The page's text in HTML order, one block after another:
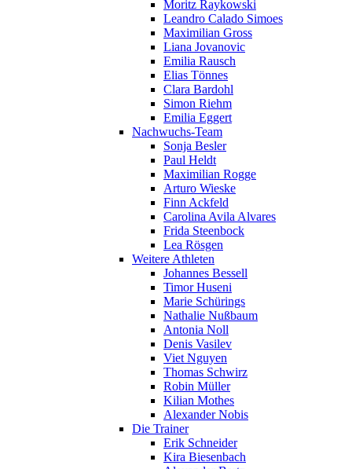
Moritz Raykowski
Leandro Calado Simoes
Maximilian Gross
Liana Jovanovic
Emilia Rausch
Elias Tönnes
Clara Bardohl
Simon Riehm
Emilia Eggert
Nachwuchs-Team
Sonja Besler
Paul Heldt
Maximilian Rogge
Arturo Wieske
Finn Ackfeld
Carolina Avila Alvares
Frida Steenbock
Lea Rösgen
Weitere Athleten
Johannes Bessell
Timor Huseni
Marie Schürings
Nathalie Nußbaum
Antonia Noll
Denis Vasilev
Viet Nguyen
Thomas Schwirz
Robin Müller
Kilian Mothes
Alexander Nobis
Die Trainer
Erik Schneider
Kira Biesenbach